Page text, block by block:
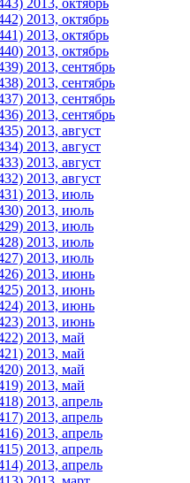
2013, октябрь
2013, октябрь
2013, октябрь
2013, сентябрь
2013, сентябрь
2013, сентябрь
2013, сентябрь
2013, август
2013, август
2013, август
2013, август
2013, июль
2013, июль
2013, июль
2013, июль
2013, июль
2013, июнь
2013, июнь
2013, июнь
2013, июнь
2013, май
2013, май
2013, май
2013, май
2013, апрель
2013, апрель
2013, апрель
2013, апрель
2013, апрель